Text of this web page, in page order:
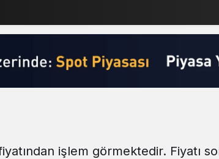
işlem görmektedir. Fiyatı